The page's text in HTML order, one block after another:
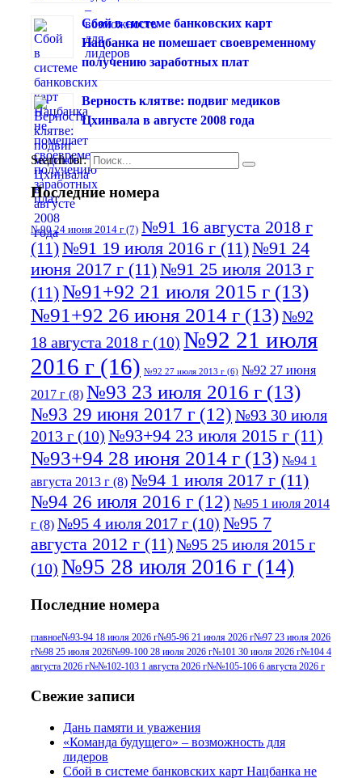
Сбой в системе банковских карт
Нацбанка не помешает своевременному
получению заработных плат
Верность клятве: подвиг медиков
Цхинвала в августе 2008 года
Search for:
Последние номера
№90 24 июня 2014 г (7) №91 16 августа 2018 г
(11)№91 19 июля 2016 г (11)№91 24
июня 2017 г (11)№91 25 июля 2013 г
(11)№91+92 21 июля 2015 г (13)
№91+92 26 июня 2014 г (13)№92
18 августа 2018 г (10) №92 21 июля
2016 г (16) №92 27 июля 2013 г (6) №92 27 июня
2017 г (8) №93 23 июля 2016 г (13)
№93 29 июня 2017 г (12) №93 30 июля
2013 г (10) №93+94 23 июля 2015 г (11)
№93+94 28 июня 2014 г (13) №94 1
августа 2013 г (8) №94 1 июля 2017 г (11)
№94 26 июля 2016 г (12) №95 1 июля 2014
г (8) №95 4 июля 2017 г (10) №95 7
августа 2012 г (11)№95 25 июля 2015 г
(10) №95 28 июля 2016 г (14)
июля 2017 г(11)№96 9 августа 2012
г(13) №96 28 июля 2015 г(9) №96+97 3
июля 2014 г(10)№96+97 30 июля
июля 2017 г
2012 г(15)№97 30 июля 2015 г
(15)№98 1 августа 2015 г
Последние номера
главное№93-94 18 июля 2026 г№95-96 21 июля 2026 г№97 23 июля 2026
г№98 25 июля 2026№99-100 28 июля 2026 г№101 30 июля 2026 г№104 4
августа 2026 г№№102-103 1 августа 2026 г№№105-106 6 августа 2026 г
Свежие записи
Дань памяти и уважения
«Команда будущего» – возможность для
лидеров
Сбой в системе банковских карт Нацбанка не